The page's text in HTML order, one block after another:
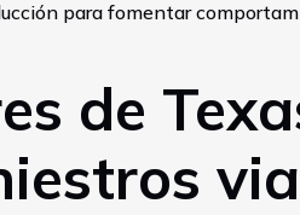
para fomentar
de